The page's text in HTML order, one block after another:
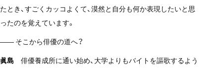
たとき、すごくカッコよくて、漠然と自分も何か表現したいと思
ったのを覚えています。
—— そこから俳優の道へ？
眞島 俳優養成所に通い始め、大学よりもバイトを謳歌するよう